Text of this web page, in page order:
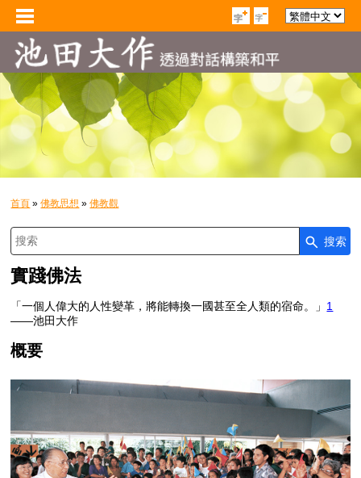
首頁 »佛教思想 »佛教觀
在此输入搜索查询 搜索
實踐佛法
「一個人偉大的人性變革，將能轉換一國甚至全人類的宿命。 」 1
——池田大作
概要